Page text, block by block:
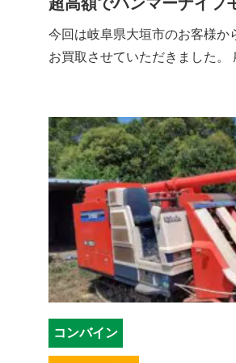
今回は岐阜県大垣市のお客様
お買取させていただきました
コンバイン